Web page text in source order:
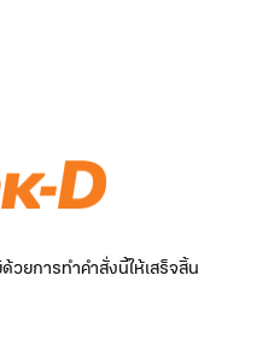
ยการทำคำสั่งนี้ให้เสร็จสิ้น